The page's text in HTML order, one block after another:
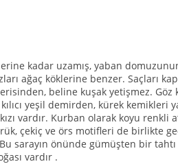
kadar uzamış, yaban
ağaç köklerine benzer. Saçları
beline kuşak yetişmez. Göz
yeşil demirden, kürek kemikleri
vardır. Kurban olarak koyu renkli
çekiç ve örs motifleri de birlikte
sarayın önünde gümüşten bir tahtı
vardır .